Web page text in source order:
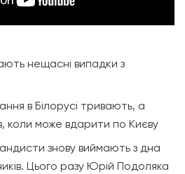
нещасні випадки з
в Білорусі тривають, а
коли може вдарити по Києву
знову виймають з дна
Цього разу Юрій Подоляка